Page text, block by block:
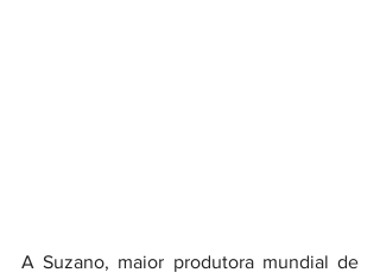
A Suzano, maior produtora mundial de